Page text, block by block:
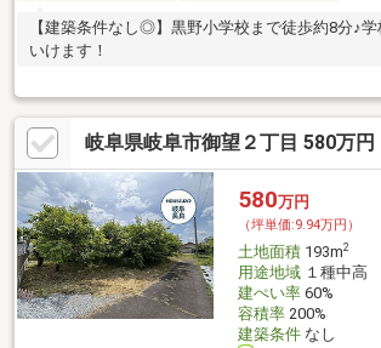
【建築条件なし◎】黒野小学校まで徒歩約8分♪
いけます！
岐阜県岐阜市御望２丁目 580万円
580万円
（坪単価:9.94万円）
土地面積193m2
用途地域１種中高
建ぺい率60%
容積率200%
建築条件なし